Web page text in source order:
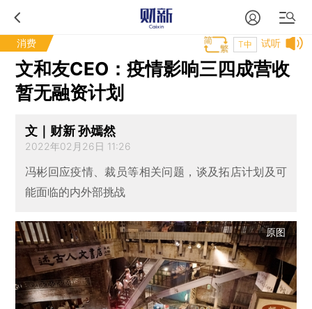
消费 试听
T中
文和友CEO：疫情影响三四成营收
暂无融资计划
文｜财新 孙嫣然
2022年02月26日 11:26
冯彬回应疫情、裁员等相关问题，谈及拓店计划及可
能面临的内外部挑战
原图